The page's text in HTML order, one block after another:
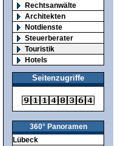
Rechtsanwälte
Architekten
Notdienste
Steuerberater
Touristik
Hotels
Seitenzugriffe
360° Panoramen
Lübeck